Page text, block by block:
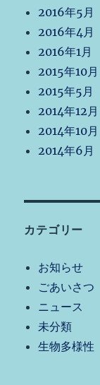
2016年5月
2016年4月
2016年1月
2015年10月
2015年5月
2014年12月
2014年10月
2014年6月
カテゴリー
お知らせ
ごあいさつ
ニュース
未分類
生物多様性